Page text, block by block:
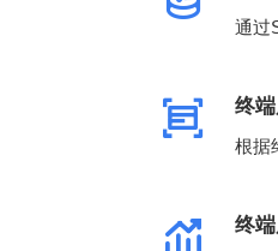
通过
终
根据
终